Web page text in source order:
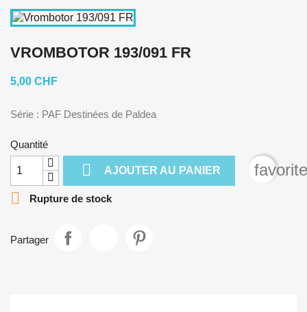
VROMBOTOR 193/091 FR
5,00 CHF
Série : PAF Destinées de Paldea
Quantité
 AJOUTER AU PANIER

Rupture de stock
Partager